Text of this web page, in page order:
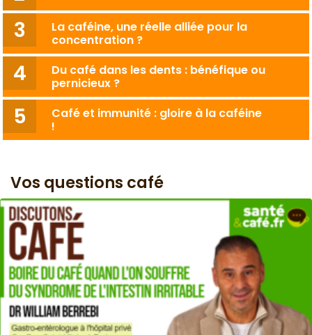
La caféine, une réelle alliée pour la
concentration ?
Du café dans les dents : bénéfique ou
pernicieux ?
Café et immunité : gloire à la caféine
!
Vos questions café